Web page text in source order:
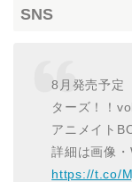
SNS
8月発売予定
ターズ！！
アニメイト
詳細は画像・
https://t.co/